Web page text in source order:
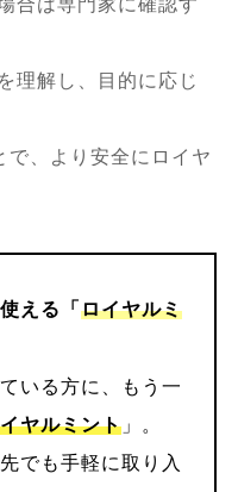
理解し、目的に応じ
で、より安全にロイヤ
える「 ロイヤルミ
いる方に、もう一
ヤルミント」。
でも手軽に取り入